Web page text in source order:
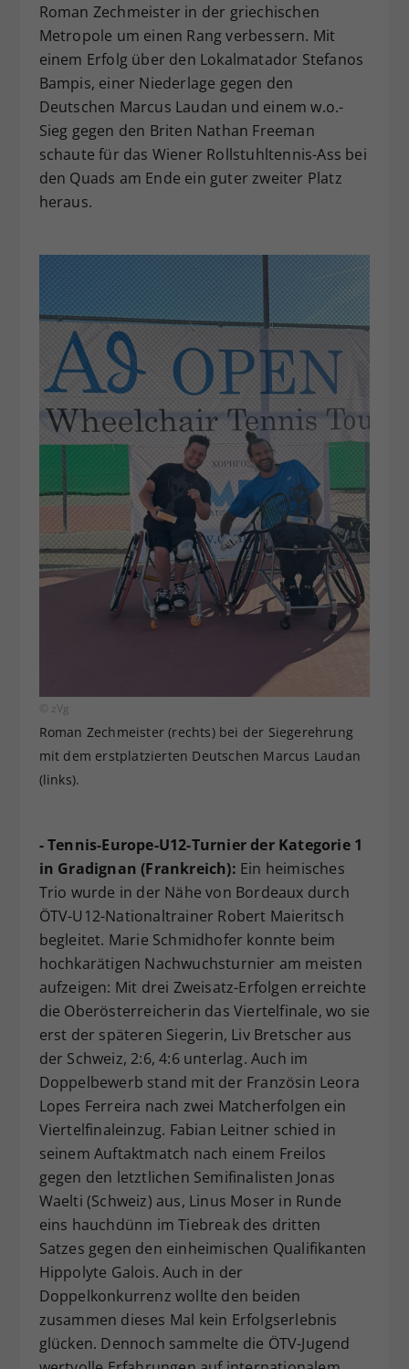
Roman Zechmeister in der griechischen
Metropole um einen Rang verbessern. Mit
einem Erfolg über den Lokalmatador Stefanos
Bampis, einer Niederlage gegen den
Deutschen Marcus Laudan und einem w.o.-
Sieg gegen den Briten Nathan Freeman
schaute für das Wiener Rollstuhltennis-Ass bei
den Quads am Ende ein guter zweiter Platz
heraus.
© zVg
Roman Zechmeister (rechts) bei der Siegerehrung
mit dem erstplatzierten Deutschen Marcus Laudan
(links).
- Tennis-Europe-U12-Turnier der Kategorie 1
in Gradignan (Frankreich): Ein heimisches
Trio wurde in der Nähe von Bordeaux durch
ÖTV-U12-Nationaltrainer Robert Maieritsch
begleitet. Marie Schmidhofer konnte beim
hochkarätigen Nachwuchsturnier am meisten
aufzeigen: Mit drei Zweisatz-Erfolgen erreichte
die Oberösterreicherin das Viertelfinale, wo sie
erst der späteren Siegerin, Liv Bretscher aus
der Schweiz, 2:6, 4:6 unterlag. Auch im
Doppelbewerb stand mit der Französin Leora
Lopes Ferreira nach zwei Matcherfolgen ein
Viertelfinaleinzug. Fabian Leitner schied in
seinem Auftaktmatch nach einem Freilos
gegen den letztlichen Semifinalisten Jonas
Waelti (Schweiz) aus, Linus Moser in Runde
eins hauchdünn im Tiebreak des dritten
Satzes gegen den einheimischen Qualifikanten
Hippolyte Galois. Auch in der
Doppelkonkurrenz wollte den beiden
zusammen dieses Mal kein Erfolgserlebnis
glücken. Dennoch sammelte die ÖTV-Jugend